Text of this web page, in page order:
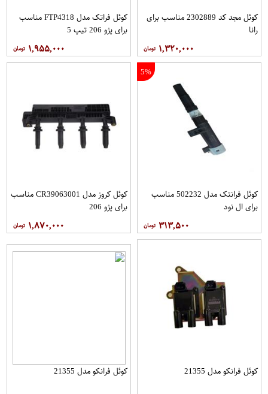
کوئل مجد کد 2302889 مناسب برای
رانا
۱,۳۲۰,۰۰۰
کوئل فراتک مدل FTP4318 مناسب
برای پژو 206 تیپ 5
۱,۹۵۵,۰۰۰
5%
کوئل فرانتک مدل 502232 مناسب
برای ال نود
۳۱۳,۵۰۰
کوئل کروز مدل CR39063001 مناسب
برای پژو 206
۱,۸۷۰,۰۰۰
کوئل فرانکو مدل 21355 کوئل فرانکو مدل 21355